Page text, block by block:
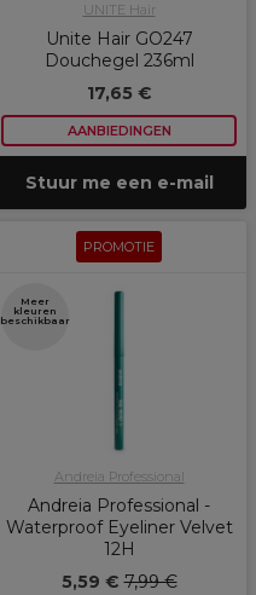
UNITE Hair
Unite Hair GO247
Douchegel 236ml
17,65 €
AANBIEDINGEN
Stuur me een e-mail
PROMOTIE
Meer
kleuren
beschikbaar
Andreia Professional
Andreia Professional -
Waterproof Eyeliner Velvet
12H
5,59 €7,99 €